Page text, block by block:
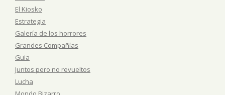
El Kiosko
Estrategia
Galería de los horrores
Grandes Compañías
Guia
Juntos pero no revueltos
Lucha